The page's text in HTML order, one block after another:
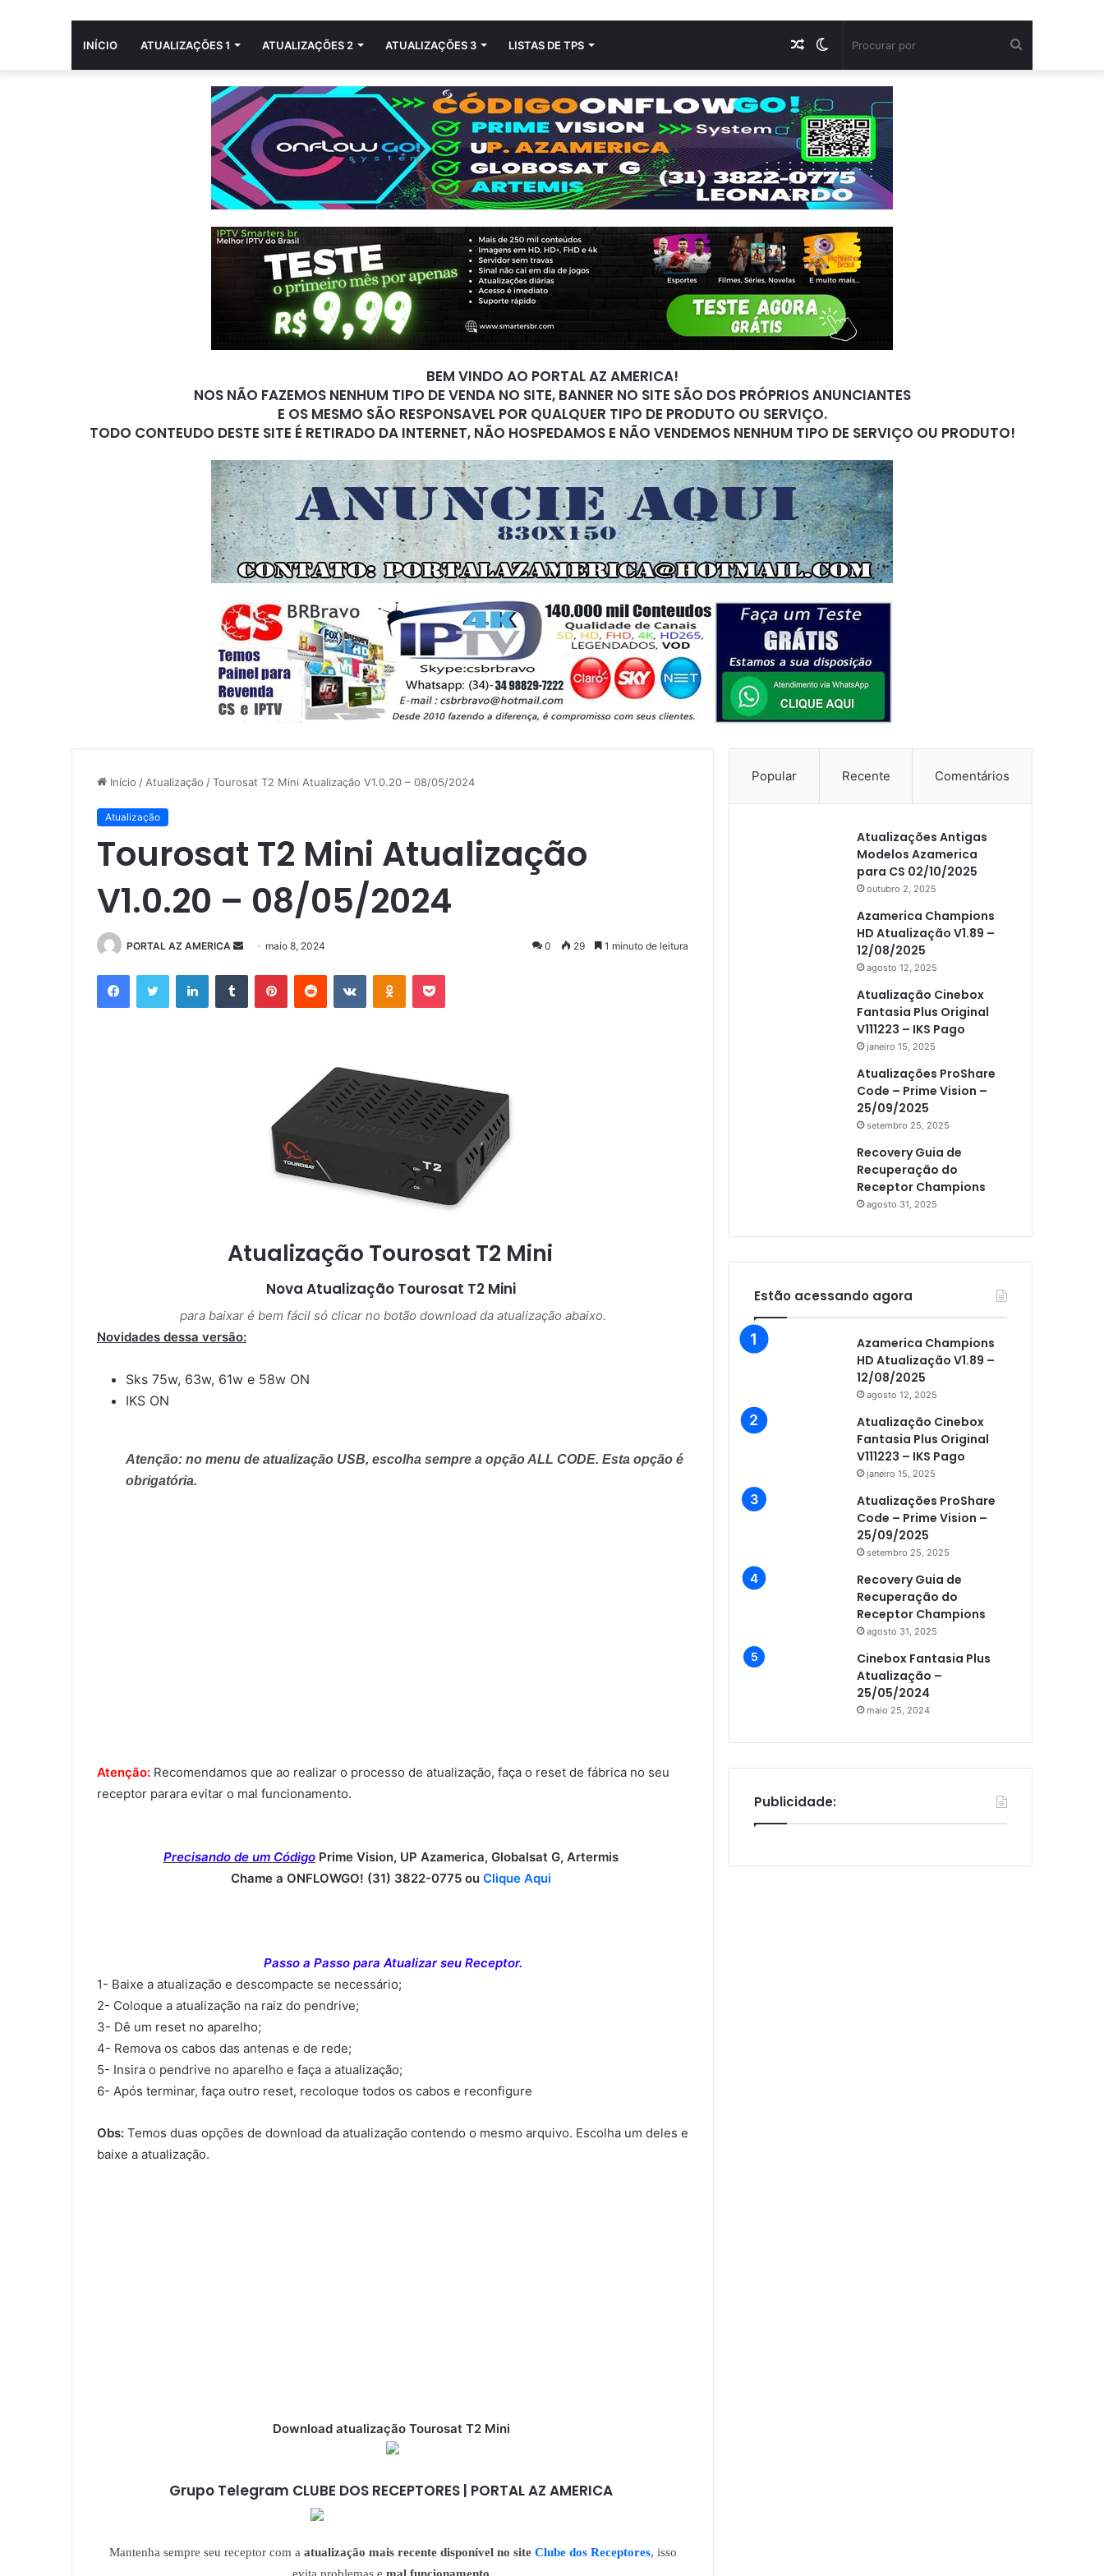
INÍCIO ATUALIZAÇÕES 1 ATUALIZAÇÕES 2 ATUALIZAÇÕES 3 LISTAS DE TPS Switch
Artigo
aleatório
BEM VINDO AO PORTAL AZ AMERICA!
NOS NÃO FAZEMOS NENHUM TIPO DE VENDA NO SITE, BANNER NO SITE SÃO DOS PRÓPRIOS ANUNCIANTES
E OS MESMO SÃO RESPONSAVEL POR QUALQUER TIPO DE PRODUTO OU SERVIÇO.
TODO CONTEUDO DESTE SITE É RETIRADO DA INTERNET, NÃO HOSPEDAMOS E NÃO VENDEMOS NENHUM TIPO DE SERVIÇO OU PRODUTO!
Início / Atualização /Tourosat T2 Mini Atualização V1.0.20 – 08/05/2024
Atualização
Tourosat T2 Mini Atualização
V1.0.20 – 08/05/2024
PORTAL AZ AMERICA
d
maio 8, 2024 0 29 1 minuto de leitura
Atualização Tourosat T2 Mini
Nova Atualização Tourosat T2 Mini
para baixar é bem fácil só clicar no botão download da atualização abaixo.
Novidades dessa versão:
Sks 75w, 63w, 61w e 58w ON
IKS ON
Atenção: no menu de atualização USB, escolha sempre a opção ALL CODE. Esta opção é
obrigatória.
Atenção: Recomendamos que ao realizar o processo de atualização, faça o reset de fábrica no seu
receptor parara evitar o mal funcionamento.
Precisando de um Código Prime Vision, UP Azamerica, Globalsat G, Artermis
Chame a ONFLOWGO! (31) 3822-0775 ou Clique Aqui
Passo a Passo para Atualizar seu Receptor.
1- Baixe a atualização e descompacte se necessário;
2- Coloque a atualização na raiz do pendrive;
3- Dê um reset no aparelho;
4- Remova os cabos das antenas e de rede;
5- Insira o pendrive no aparelho e faça a atualização;
6- Após terminar, faça outro reset, recoloque todos os cabos e reconfigure
Obs: Temos duas opções de download da atualização contendo o mesmo arquivo. Escolha um deles e
baixe a atualização.
Download atualização Tourosat T2 Mini
Grupo Telegram CLUBE DOS RECEPTORES | PORTAL AZ AMERICA
Mantenha sempre seu receptor com a atualização mais recente disponível no site Clube dos Receptores, isso
evita problemas e mal funcionamento
Popular Recente Comentários
Atualizações Antigas
Modelos Azamerica
para CS 02/10/2025
outubro 2, 2025
Azamerica Champions
HD Atualização V1.89 –
12/08/2025
agosto 12, 2025
Atualização Cinebox
Fantasia Plus Original
V111223 – IKS Pago
janeiro 15, 2025
Atualizações ProShare
Code – Prime Vision –
25/09/2025
setembro 25, 2025
Recovery Guia de
Recuperação do
Receptor Champions
agosto 31, 2025
Estão acessando agora
Azamerica Champions
HD Atualização V1.89 –
12/08/2025
agosto 12, 2025
Atualização Cinebox
Fantasia Plus Original
V111223 – IKS Pago
janeiro 15, 2025
Atualizações ProShare
Code – Prime Vision –
25/09/2025
setembro 25, 2025
Recovery Guia de
Recuperação do
Receptor Champions
agosto 31, 2025
Cinebox Fantasia Plus
Atualização –
25/05/2024
maio 25, 2024
Publicidade: